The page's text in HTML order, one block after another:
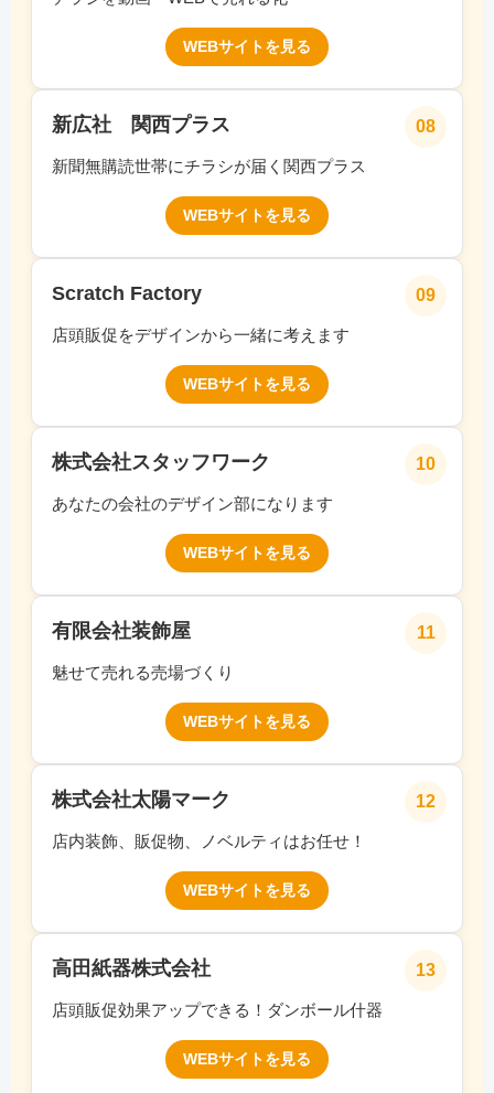
WEBサイトを見る
08
新広社 関西プラス
新聞無購読世帯にチラシが届く関西プラス
WEBサイトを見る
09
Scratch Factory
店頭販促をデザインから一緒に考えます
WEBサイトを見る
10
株式会社スタッフワーク
あなたの会社のデザイン部になります
WEBサイトを見る
11
有限会社装飾屋
魅せて売れる売場づくり
WEBサイトを見る
12
株式会社太陽マーク
店内装飾、販促物、ノベルティはお任せ！
WEBサイトを見る
13
高田紙器株式会社
店頭販促効果アップできる！ダンボール什器
WEBサイトを見る